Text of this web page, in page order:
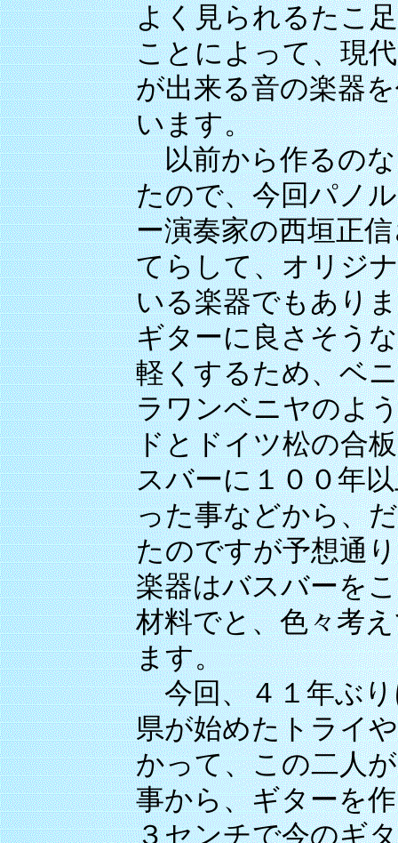
よく見られるたこ
ことによって、現
が出来る音の楽器
います。
以前から作るのな
たので、今回パノ
ー演奏家の西垣正
てらして、オリジ
いる楽器でもあり
ギターに良さそう
軽くするため、ベ
ラワンベニヤのよ
ドとドイツ松の合
スバーに１００年
った事などから、
たのですが予想通
楽器はバスバーを
材料でと、色々考
ます。
今回、４１年ぶり
県が始めたトライ
かって、この二人
事から、ギターを
３センチで今のギ